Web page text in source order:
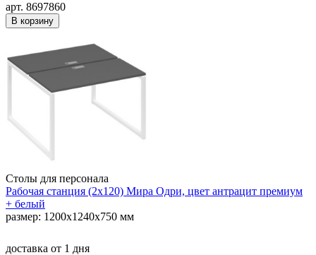
арт. 8697860
В корзину
Столы для персонала
Рабочая станция (2х120) Мира Одри, цвет антрацит премиум
+ белый
размер: 1200x1240x750 мм
доставка от 1 дня